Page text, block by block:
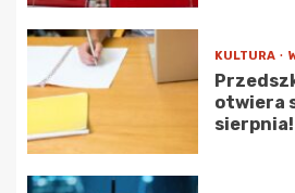
KULTURA
otwiera
sierpnia!